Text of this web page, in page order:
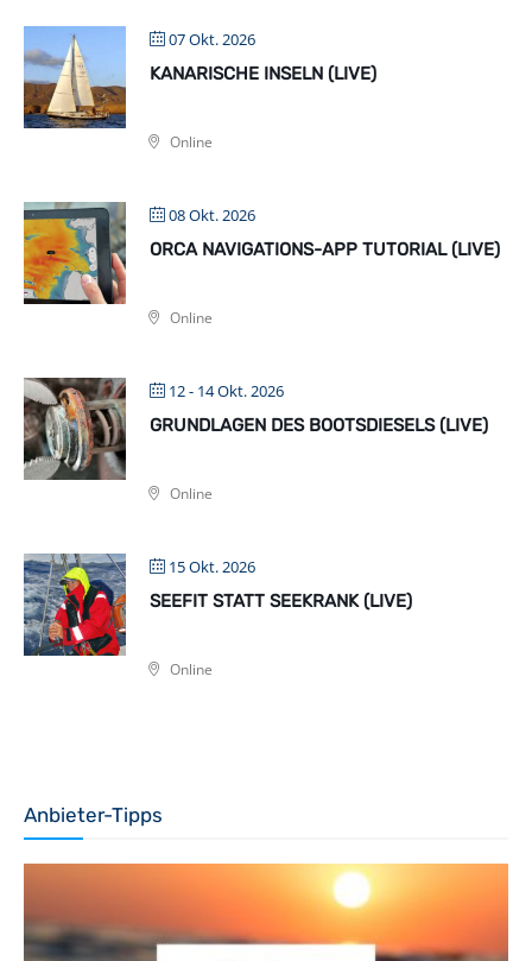
07 Okt. 2026
KANARISCHE INSELN (LIVE)
Online
08 Okt. 2026
ORCA NAVIGATIONS-APP TUTORIAL (LIVE)
Online
12 - 14 Okt. 2026
GRUNDLAGEN DES BOOTSDIESELS (LIVE)
Online
15 Okt. 2026
SEEFIT STATT SEEKRANK (LIVE)
Online
Anbieter-Tipps